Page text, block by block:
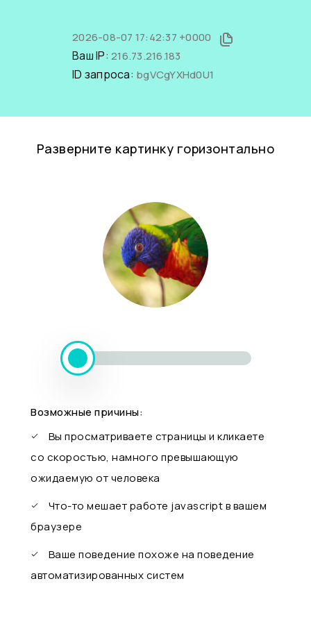
2026-08-07 17:42:37 +0000
Ваш IP: 216.73.216.183
ID запроса: bgVCgYXHd0U1
Разверните картинку горизонтально
Возможные причины:
Вы просматриваете страницы и кликаете
со скоростью, намного превышающую
ожидаемую от человека
Что-то мешает работе javascript в вашем
браузере
Ваше поведение похоже на поведение
автоматизированных систем